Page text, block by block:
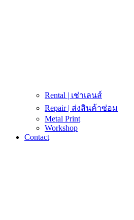
Rental | เช่าเลนส์
Repair | ส่งสินค้าซ่อม
Metal Print
Workshop
Contact